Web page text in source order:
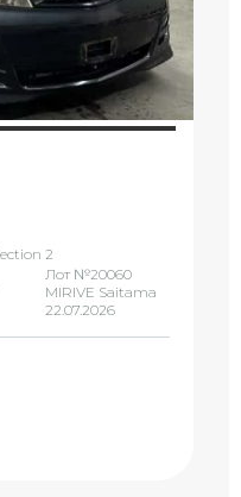
2
Лот №20060
MIRIVE Saitama
22.07.2026